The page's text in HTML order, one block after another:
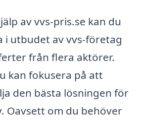
av vvs-pris.se kan du
i utbudet av vvs-företag
från flera aktörer.
kan fokusera på att
den bästa lösningen för
Oavsett om du behöver